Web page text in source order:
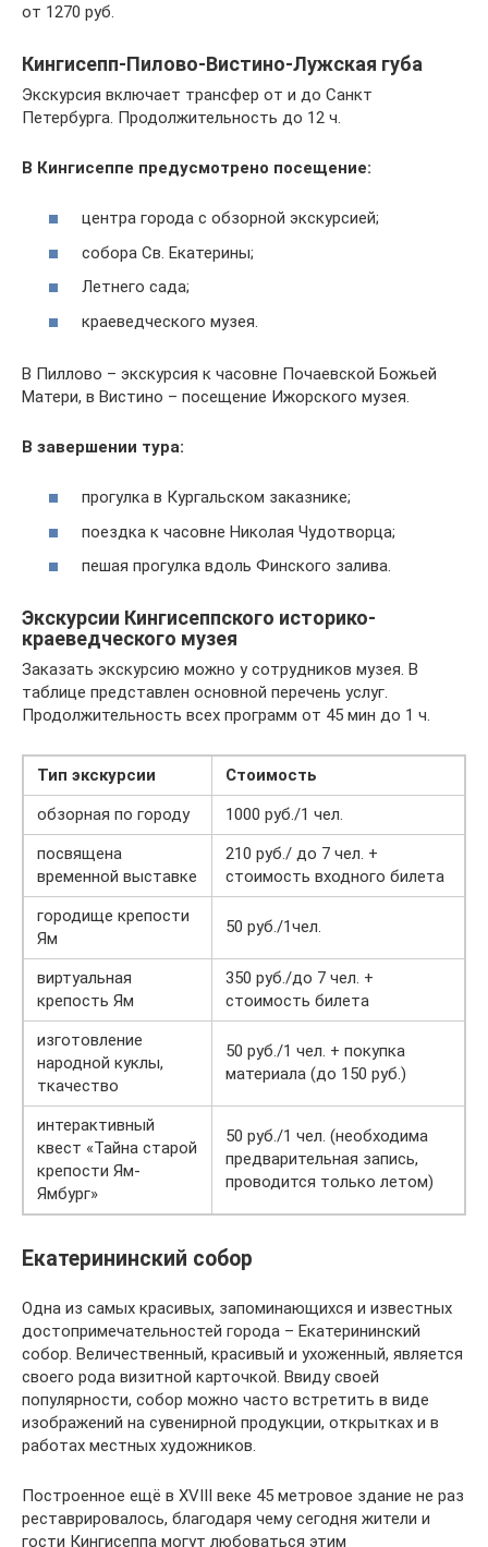
от 1270 руб.
Кингисепп-Пилово-Вистино-Лужская губа
Экскурсия включает трансфер от и до Санкт
Петербурга. Продолжительность до 12 ч.
В Кингисеппе предусмотрено посещение:
центра города с обзорной экскурсией;
собора Св. Екатерины;
Летнего сада;
краеведческого музея.
В Пиллово – экскурсия к часовне Почаевской Божьей
Матери, в Вистино – посещение Ижорского музея.
В завершении тура:
прогулка в Кургальском заказнике;
поездка к часовне Николая Чудотворца;
пешая прогулка вдоль Финского залива.
Экскурсии Кингисеппского историко-
краеведческого музея
Заказать экскурсию можно у сотрудников музея. В
таблице представлен основной перечень услуг.
Продолжительность всех программ от 45 мин до 1 ч.
Тип экскурсии
Стоимость
обзорная по городу
1000 руб./1 чел.
посвящена
временной выставке
210 руб./ до 7 чел. +
стоимость входного билета
городище крепости
Ям
50 руб./1чел.
виртуальная
крепость Ям
350 руб./до 7 чел. +
стоимость билета
изготовление
народной куклы,
ткачество
50 руб./1 чел. + покупка
материала (до 150 руб.)
интерактивный
квест «Тайна старой
крепости Ям-
Ямбург»
50 руб./1 чел. (необходима
предварительная запись,
проводится только летом)
Екатерининский собор
Одна из самых красивых, запоминающихся и известных
достопримечательностей города – Екатерининский
собор. Величественный, красивый и ухоженный, является
своего рода визитной карточкой. Ввиду своей
популярности, собор можно часто встретить в виде
изображений на сувенирной продукции, открытках и в
работах местных художников.
Построенное ещё в XVIII веке 45 метровое здание не раз
реставрировалось, благодаря чему сегодня жители и
гости Кингисеппа могут любоваться этим